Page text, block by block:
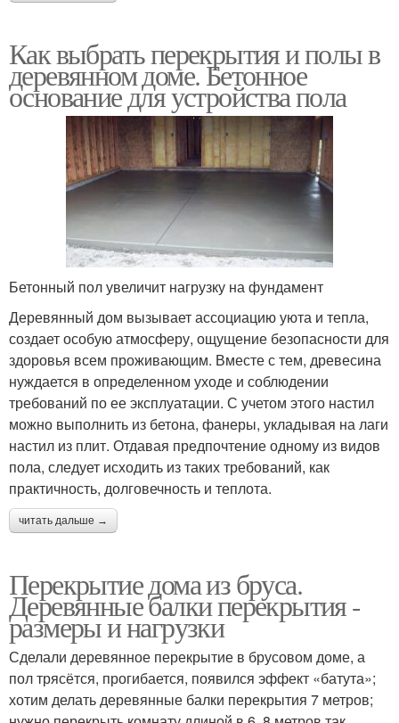
Как выбрать перекрытия и полы в
деревянном доме. Бетонное
основание для устройства пола
Бетонный пол увеличит нагрузку на фундамент
Деревянный дом вызывает ассоциацию уюта и тепла,
создает особую атмосферу, ощущение безопасности для
здоровья всем проживающим. Вместе с тем, древесина
нуждается в определенном уходе и соблюдении
требований по ее эксплуатации. С учетом этого настил
можно выполнить из бетона, фанеры, укладывая на лаги
настил из плит. Отдавая предпочтение одному из видов
пола, следует исходить из таких требований, как
практичность, долговечность и теплота.
читать дальше →
Перекрытие дома из бруса.
Деревянные балки перекрытия -
размеры и нагрузки
Сделали деревянное перекрытие в брусовом доме, а
пол трясётся, прогибается, появился эффект «батута»;
хотим делать деревянные балки перекрытия 7 метров;